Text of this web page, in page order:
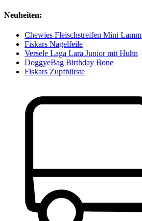
Neuheiten:
Chewies Fleischstreifen Mini Lamm
Fiskars Nagelfeile
Versele Laga Lara Junior mit Huhn
DoggyeBag Birthday Bone
Fiskars Zupfbürste